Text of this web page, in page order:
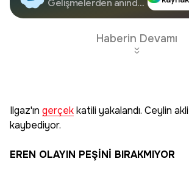
Google'da Takip
Edin
Gelişmelerden anında
Haberin Devamı
Ilgaz'ın gerçekkatili yakalandı. Ceylin
kaybediyor.
EREN OLAYIN PEŞİNİ BIRAKMIYOR